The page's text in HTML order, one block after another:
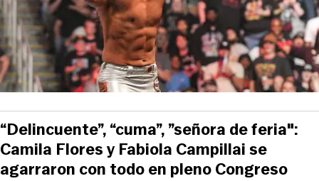
“Delincuente”, “cuma”, ”señora de feria":
Camila Flores y Fabiola Campillai se
agarraron con todo en pleno Congreso